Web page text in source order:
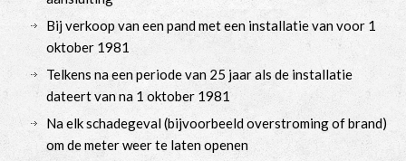
Bij verkoop van een pand met een installatie van voor 1
oktober 1981
Telkens na een periode van 25 jaar als de installatie
dateert van na 1 oktober 1981
Na elk schadegeval (bijvoorbeeld overstroming of brand)
om de meter weer te laten openen